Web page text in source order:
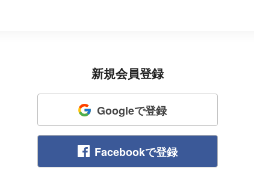
新規会員登録
Googleで登録
Facebookで登録